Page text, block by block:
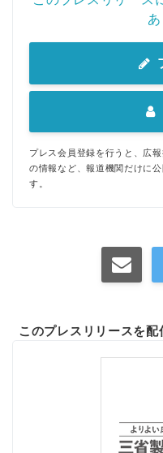
あ
プレス会員登録を行うと、広
の情報など、報道機関だけに
す。
このプレスリリースを